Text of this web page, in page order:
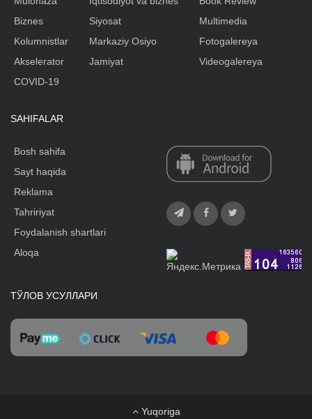
Biznes
Kolumnistlar
Akselerator
Siyosat
Markaziy Osiyo
Jamiyat
Multimedia
Fotogalereya
Videogalereya
COVID-19
SAHIFALAR
Bosh sahifa
Sayt haqida
Reklama
Tahririyat
Foydalanish shartlari
Aloqa
ТЎЛОВ УСУЛЛАРИ
Yuqoriga